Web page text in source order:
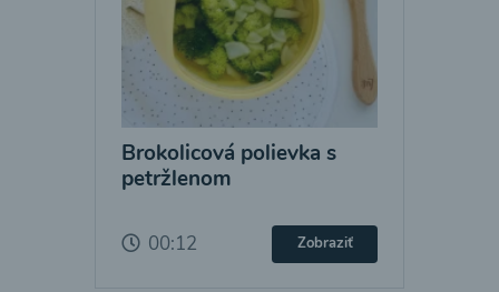
Brokolicová polievka s
petržlenom
00:12 Zobraziť